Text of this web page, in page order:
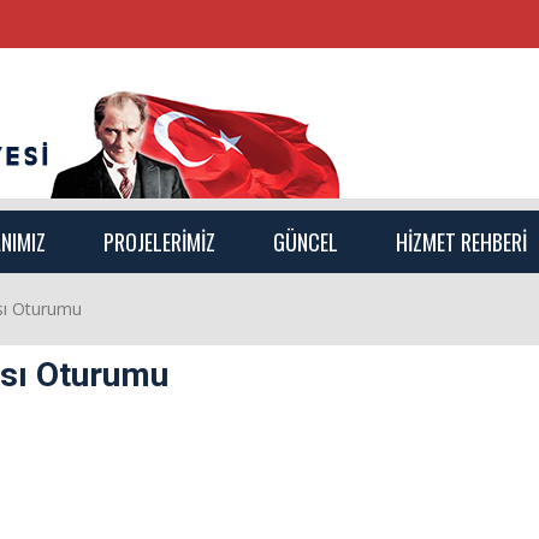
PROJELERİMİZ GÜNCEL HİZMET REHBERİ
Oturumu
Oturumu